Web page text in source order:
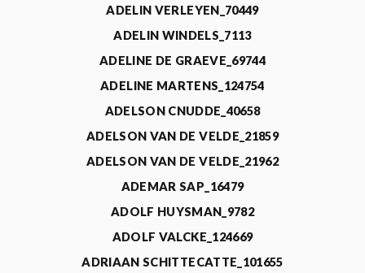
ADELIN VERLEYEN_70449
ADELIN WINDELS_7113
ADELINE DE GRAEVE_69744
ADELINE MARTENS_124754
ADELSON CNUDDE_40658
ADELSON VAN DE VELDE_21859
ADELSON VAN DE VELDE_21962
ADEMAR SAP_16479
ADOLF HUYSMAN_9782
ADOLF VALCKE_124669
ADRIAAN SCHITTECATTE_101655